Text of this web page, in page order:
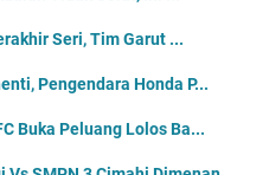
Seri, Tim Garut ...
Pengendara Honda P...
Buka Peluang Lolos Ba...